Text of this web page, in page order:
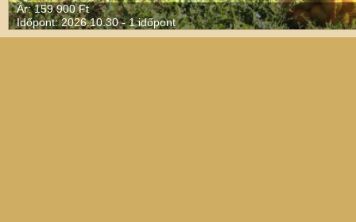
Ár: 159 900 Ft
Időpont: 2026.10.30 - 1 időpont